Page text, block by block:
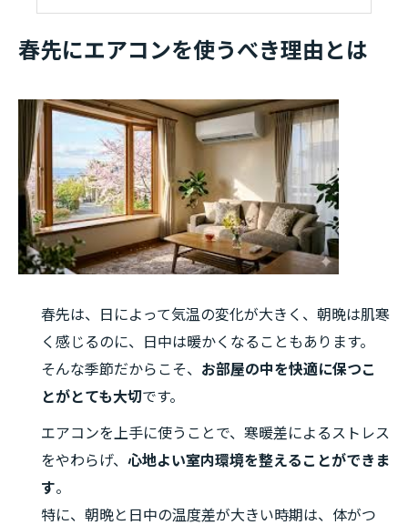
春先にエアコンを使うべき理由とは
春先は、日によって気温の変化が大きく、朝晩は肌寒
く感じるのに、日中は暖かくなることもあります。
そんな季節だからこそ、 お部屋の中を快適に保つこ
とがとても大切です。
エアコンを上手に使うことで、寒暖差によるストレス
をやわらげ、 心地よい室内環境を整えることができま
す。
特に、朝晩と日中の温度差が大きい時期は、体がつ